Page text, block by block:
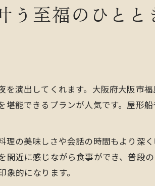
を彩るクルーズの選び方と魅力発見
×ディナーで記憶に残るデートを演出
飾るクルーズディナー活用術まとめ
いディナークルーズ最新案内
適なディナークルーズの魅力と特徴
ーズディナーで心に残る記念日を実現
で探せる記念日向けディナークルーズ
う至福のひとと
演出してくれます。大阪府大阪市
能できるプランが人気です。屋形
の美味しさや会話の時間もより深
近に感じながら食事ができ、普段
的になります。